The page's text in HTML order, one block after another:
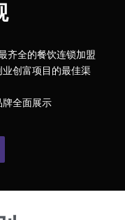
齐全的餐饮连锁加盟
创富项目的最佳渠
牌全面展示